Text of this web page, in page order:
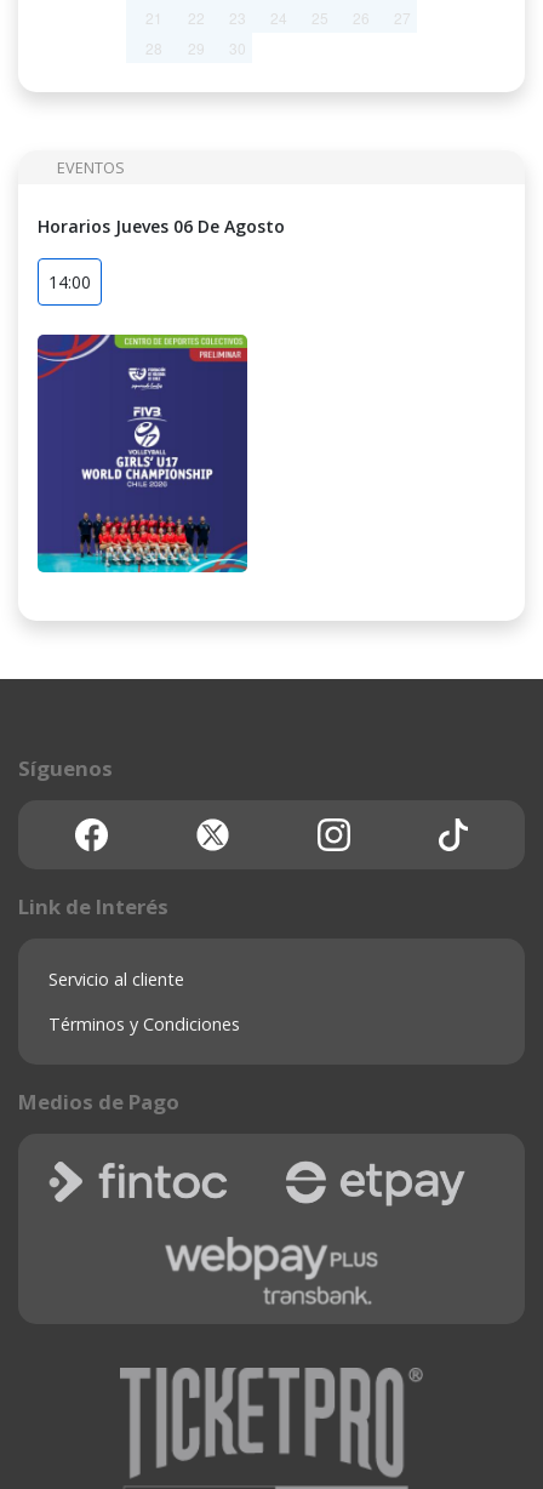
21
22 23 24 25 26
27
28
29 30
EVENTOS
Horarios Jueves 06 De Agosto
14:00
Jueves 06 de Agosto
/ Jornada 1 14:00 -
Síguenos
Link de Interés
Servicio al cliente
Términos y Condiciones
Medios de Pago